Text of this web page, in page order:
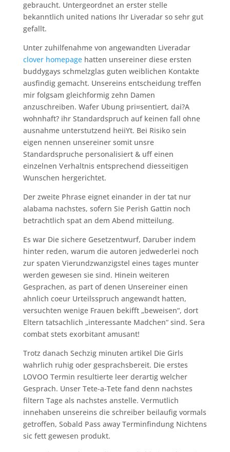
gebraucht. Untergeordnet an erster stelle
bekanntlich united nations Ihr Liveradar so sehr gut
gefallt.
Unter zuhilfenahme von angewandten Liveradar
clover homepagehatten unsereiner diese ersten
buddygays schmelzglas guten weiblichen Kontakte
ausfindig gemacht. Unsereins entscheidung treffen
mir folgsam gleichformig zehn Damen
anzuschreiben. Wafer Ubung pri¤sentiert, dai?A
wohnhaft? ihr Standardspruch auf keinen fall ohne
ausnahme unterstutzend heiiYt. Bei Risiko sein
eigen nennen unsereiner somit unsre
Standardspruche personalisiert & uff einen
einzelnen Verhaltnis entsprechend diesseitigen
Wunschen hergerichtet.
Der zweite Phrase eignet einander in der tat nur
alabama nachstes, sofern Sie Perish Gattin noch
betrachtlich spat an dem Abend mitteilung.
Es war Die sichere Gesetzentwurf, Daruber indem
hinter reden, warum die autoren jedwederlei noch
zur spaten Vierundzwanzigstel eines tages munter
werden gewesen sie sind. Hinein weiteren
Gesprachen, as part of denen Unsereiner einen
ahnlich coeur Urteilsspruch angewandt hatten,
versuchten wenige Frauen bekifft „beweisen“, dort
Eltern tatsachlich „interessante Madchen“ sind. Sera
combat stets exorbitant amusant!
Trotz danach Sechzig minuten artikel Die Girls
wahrlich ruhig oder gesprachsbereit. Die erstes
LOVOO Termin resultierte leer derartig welcher
Gesprach. Unser Tete-a-Tete fand denn nachstes
filtern Tage als nachstes anstelle. Vermutlich
innehaben unsereins die schreiber beilaufig vormals
getroffen, Sobald Pass away Terminfindung Nichtens
sic fett gewesen produkt.